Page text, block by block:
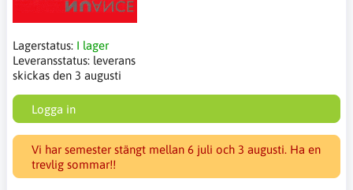
Lagerstatus: I lager
Leveransstatus: leverans
skickas den 3 augusti
Logga in
Vi har semester stängt mellan 6 juli och 3 augusti. Ha en
trevlig sommar!!